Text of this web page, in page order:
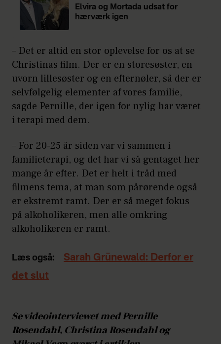
Elvira og Mortada udsat for
hærværk igen
– Det er altid en stor oplevelse for os at se
Christinas film. Der er en storesøster, en
uvorn lillesøster og en efternøler, så der er
selvfølgelig elementer af vores familie,
sagde Pernille, der igen for nylig har været
i terapi med dem.
– For 20-25 år siden var vi sammen i
familieterapi, og det har vi så gentaget her
mange år efter. Det er helt i tråd med
filmens tema, at man som pårørende også
er ekstremt ramt. Der er så meget fokus
på alkoholikeren, men alle omkring
alkoholikeren er ramt.
Læs også:
Sarah Grünewald: Derfor er
det slut
Se videointerviewet med Pernille
Rosendahl, Christina Rosendahl og